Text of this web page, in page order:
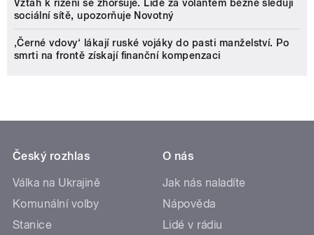
Vztah k řízení se zhoršuje. Lidé za volantem běžně sledují
sociální sítě, upozorňuje Novotný
‚Černé vdovy‘ lákají ruské vojáky do pasti manželství. Po
smrti na frontě získají finanční kompenzaci
Český rozhlas
Válka na Ukrajině
Komunální volby
Stanice
O nás
Jak nás naladíte
Nápověda
Lidé v rádiu